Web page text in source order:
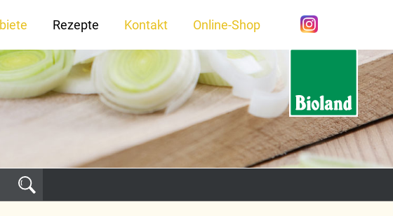
Rezepte Kontakt Online-Shop